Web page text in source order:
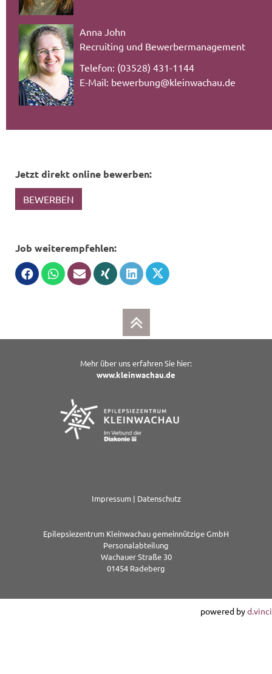
Anna John
Recruiting und Bewerbermanagement
Telefon: (03528) 431-1144
E-Mail: bewerbung@kleinwachau.de
Jetzt direkt online bewerben:
Job weiterempfehlen:
BEWERBEN
Mehr über uns erfahren Sie hier:
www.kleinwachau.de
Impressum| Datenschutz
Epilepsiezentrum Kleinwachau gemeinnützige GmbH
Personalabteilung
Wachauer Straße 30
01454 Radeberg
powered byd.vinci